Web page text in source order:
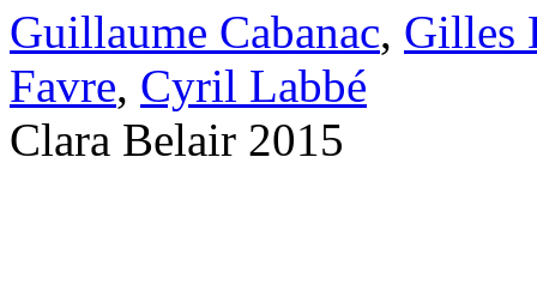
Guillaume Cabanac, Gilles
Favre, Cyril Labbé
Clara Belair 2015